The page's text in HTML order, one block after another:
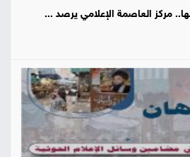
مركز العاصمة الإعلامي يرصد ...